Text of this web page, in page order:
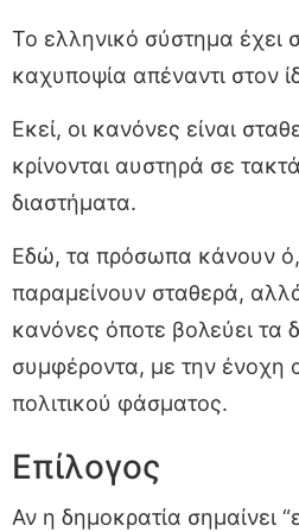
Το ελληνικό σύστημα έχει
καχυποψία απέναντι στον
Εκεί, οι κανόνες είναι
κρίνονται αυστηρά σε
διαστήματα.
Εδώ, τα πρόσωπα κάνουν
παραμείνουν σταθερά,
κανόνες όποτε βολεύει τα
συμφέροντα, με την ένοχη
πολιτικού φάσματος.
Επίλογος
Αν η δημοκρατία σημαίνει